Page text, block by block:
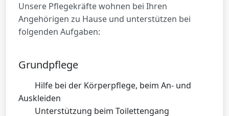
Unsere Pflegekräfte wohnen bei Ihren
Angehörigen zu Hause und unterstützen bei
folgenden Aufgaben:
Grundpflege
Hilfe bei der Körperpflege, beim An- und
Auskleiden
Unterstützung beim Toilettengang